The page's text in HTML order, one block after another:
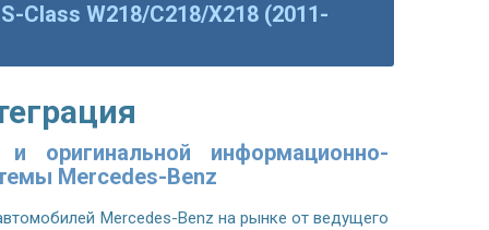
Class W218/C218/X218 (2011-
и оригинальной информационно-
Mercedes-Benz
Mercedes-Benz на рынке от ведущего